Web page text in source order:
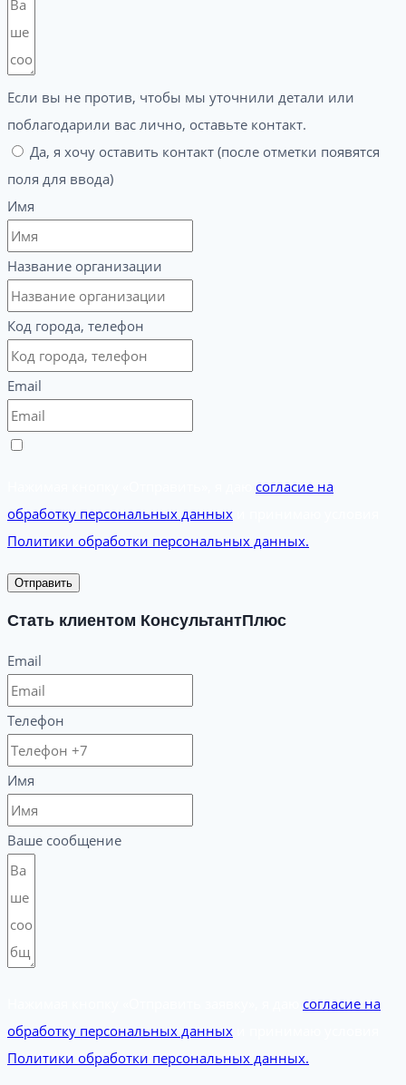
Если вы не против, чтобы мы уточнили детали или
поблагодарили вас лично, оставьте контакт.
Да, я хочу оставить контакт (после отметки появятся
поля для ввода)
Имя
Название организации
Код города, телефон
Email
согласие на
обработку персональных данных
Политики обработки персональных данных.
Отправить
Стать клиентом КонсультантПлюс
Email
Телефон
Имя
Ваше сообщение
согласие на
обработку персональных данных
Политики обработки персональных данных.